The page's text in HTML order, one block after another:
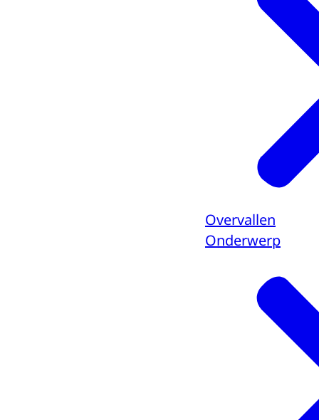
Overvallen
Onderwerp